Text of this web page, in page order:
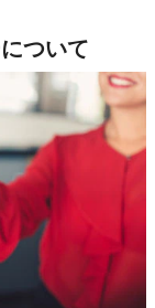
ついて